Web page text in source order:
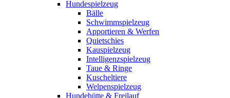
Hundespielzeug
Bälle
Schwimmspielzeug
Apportieren & Werfen
Quietschies
Kauspielzeug
Intelligenzspielzeug
Taue & Ringe
Kuscheltiere
Welpenspielzeug
Hundehütte & Freilauf